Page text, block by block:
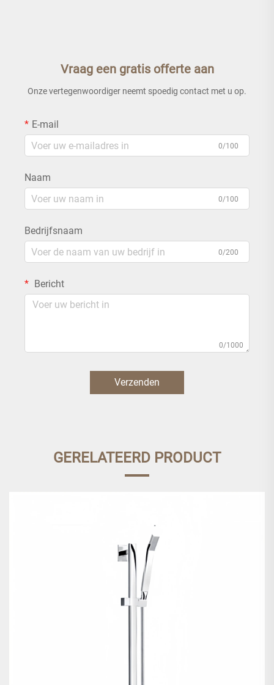
Vraag een gratis offerte aan
Onze vertegenwoordiger neemt spoedig contact met u op.
E-mail
0/100
Naam
0/100
Bedrijfsnaam
0/200
Bericht
0/1000
Verzenden
GERELATEERD PRODUCT